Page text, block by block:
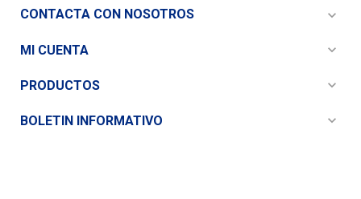
CONTACTA CON NOSOTROS expand_more
MI CUENTA expand_more
PRODUCTOS expand_more
BOLETIN INFORMATIVO expand_more